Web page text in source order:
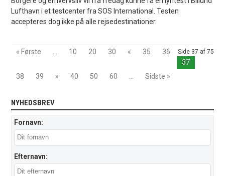
Lufthavn i et testcenter fra SOS International. Testen
accepteres dog ikke på alle rejsedestinationer.
Side 37 af 75
« Første 10 20 30 « 35
36
37
38
39 » 40 50 60 Sidste »
NYHEDSBREV
Fornavn:
Efternavn: